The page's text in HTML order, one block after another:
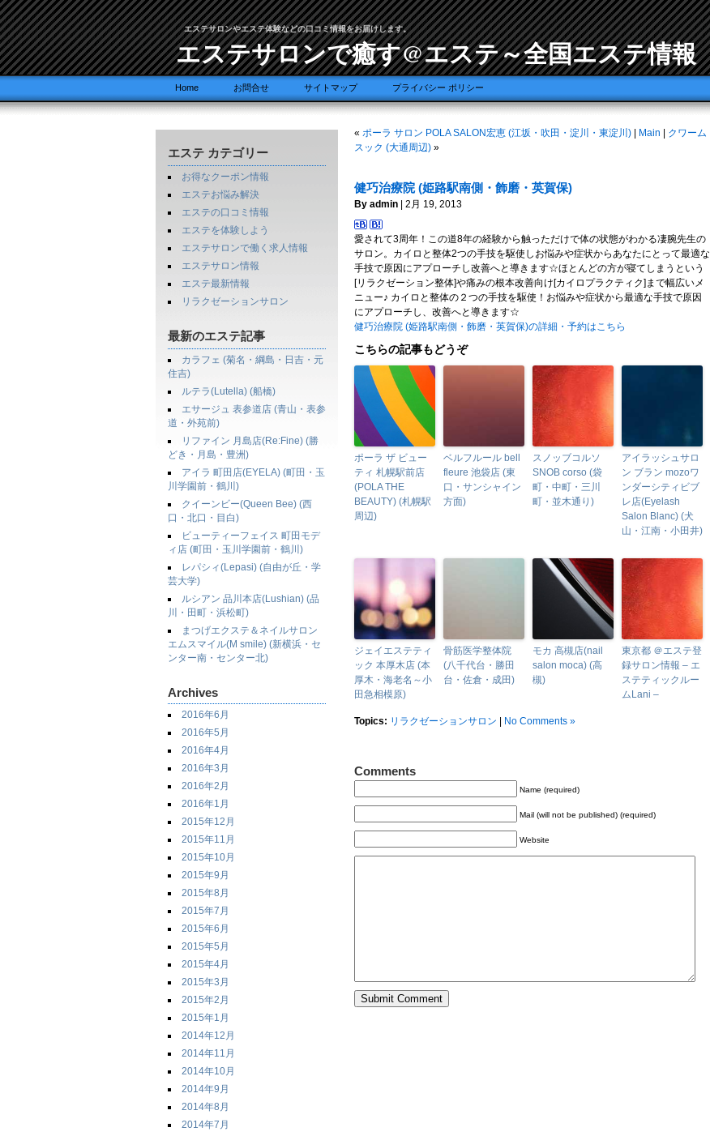
エステサロンやエステ体験などの口コミ情報をお届けします。
エステサロンで癒す@エステ～全国エステ情報
Home お問合せ サイトマップ プライバシー ポリシー
エステ カテゴリー
お得なクーポン情報
エステお悩み解決
エステの口コミ情報
エステを体験しよう
エステサロンで働く求人情報
エステサロン情報
エステ最新情報
リラクゼーションサロン
最新のエステ記事
カラフェ (菊名・綱島・日吉・元
住吉)
ルテラ(Lutella) (船橋)
エサージュ 表参道店 (青山・表参
道・外苑前)
リファイン 月島店(Re:Fine) (勝
どき・月島・豊洲)
アイラ 町田店(EYELA) (町田・玉
川学園前・鶴川)
クイーンビー(Queen Bee) (西
口・北口・目白)
ビューティーフェイス 町田モデ
ィ店 (町田・玉川学園前・鶴川)
レパシィ(Lepasi) (自由が丘・学
芸大学)
ルシアン 品川本店(Lushian) (品
川・田町・浜松町)
まつげエクステ＆ネイルサロン
エムスマイル(M smile) (新横浜・セ
ンター南・センター北)
Archives
2016年6月
2016年5月
2016年4月
2016年3月
2016年2月
2016年1月
2015年12月
2015年11月
2015年10月
2015年9月
2015年8月
2015年7月
2015年6月
2015年5月
2015年4月
2015年3月
2015年2月
2015年1月
2014年12月
2014年11月
2014年10月
2014年9月
2014年8月
2014年7月
« ポーラ サロン POLA SALON宏恵 (江坂・吹田・淀川・東淀川) Main
クワーム
スック (大通周辺) »
健巧治療院 (姫路駅南側・飾磨・英賀保)
By admin | 2月 19, 2013
愛されて3周年！この道8年の経験から触っただけで体の状態がわかる凄腕先生の
サロン。カイロと整体2つの手技を駆使しお悩みや症状からあなたにとって最適な
手技で原因にアプローチし改善へと導きます☆ほとんどの方が寝てしまうという
[リラクゼーション整体]や痛みの根本改善向け[カイロプラクティク]まで幅広いメ
ニュー♪ カイロと整体の２つの手技を駆使！お悩みや症状から最適な手技で原因
にアプローチし、改善へと導きます☆
健巧治療院 (姫路駅南側・飾磨・英賀保)の詳細・予約はこちら
こちらの記事もどうぞ
ポーラ ザ ビュー
ティ 札幌駅前店
(POLA THE
BEAUTY) (札幌駅
周辺)
ベルフルール bell
fleure 池袋店 (東
口・サンシャイン
方面)
スノッブコルソ
SNOB corso (袋
町・中町・三川
町・並木通り)
アイラッシュサロ
ン ブラン mozoワ
ンダーシティビブ
レ店(Eyelash
Salon Blanc) (犬
山・江南・小田井)
ジェイエステティ
ック 本厚木店 (本
厚木・海老名～小
田急相模原)
骨筋医学整体院
(八千代台・勝田
台・佐倉・成田)
モカ 高槻店(nail
salon moca) (高
槻)
東京都 ＠エステ登
録サロン情報 – エ
ステティックルー
ムLani –
Topics: リラクゼーションサロン No Comments »
Comments
Name (required)
Mail (will not be published) (required)
Website